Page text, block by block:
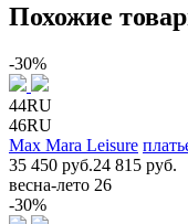
Похожие
-30%
44RU
46RU
Max Mara Leisure
35 450 руб.24 815 руб.
весна-лето 26
-30%